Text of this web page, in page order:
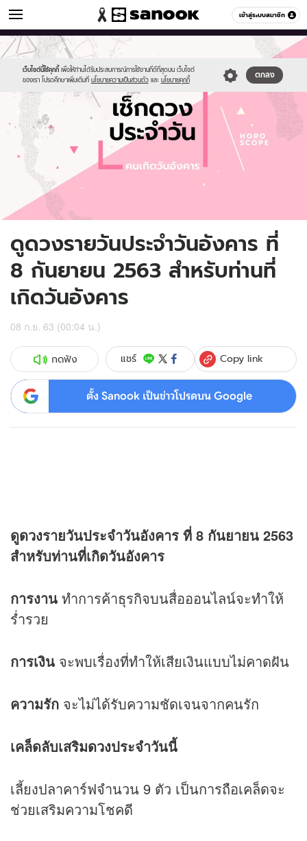
เข้าสู่ระบบสมาชิก
ดูดวง หมวดอื่นๆ
เว็บไซต์นี้ใช้คุกกี้ เพื่อให้ท่านได้รับประสบการณ์การใช้งานที่ดีที่สุดบน เว็บไซต์
ของเรา โปรดศึกษาเพิ่มเติมที่ นโยบายความเป็นส่วนตัว และ นโยบายคุกกี้
ตกลง
Sanook
//s.isanook.com/sr/0/images/logo-
new-
sanook.png
600
60
//s.isanook.com/ho/0/ud/fxd/day/daily-
horoscope-
tuesday.jpg
ดูดวงรายวันประจำวันอังคาร ที่
8 กันยายน 2563 สำหรับท่านที่
เกิดวันอังคาร
08 ก.ย. 63 (00:04 น.)
กดฟัง แชร์ Copy link
ตั้ง Sanook เป็นข่าวโปรดบน Google
ดูดวงรายวันประจำวันอังคาร ที่ 8 กันยายน 2563
สำหรับท่านที่เกิดวันอังคาร
การงาน ทำการค้าธุรกิจบนสื่อออนไลน์จะทำให้
ร่ำรวย
การเงิน จะพบเรื่องที่ทำให้เสียเงินแบบไม่คาดฝัน
ความรัก จะไม่ได้รับความชัดเจนจากคนรัก
เคล็ดลับเสริมดวงประจำวันนี้
เลี้ยงปลาคาร์ฟจำนวน 9 ตัว เป็นการถือเคล็ดจะ
ช่วยเสริมความโชคดี